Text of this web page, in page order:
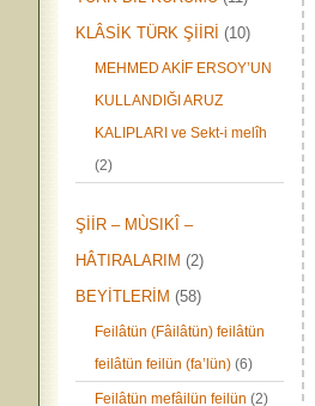
KLÂSİK TÜRK ŞİİRİ (10)
MEHMED AKİF ERSOY’UN
KULLANDIĞI ARUZ
KALIPLARI ve Sekt-i melîh
(2)
ŞİİR – MÙSIKÎ –
HÂTIRALARIM (2)
BEYİTLERİM (58)
Feilâtün (Fâilâtün) feilâtün
feilâtün feilün (fa’lün) (6)
Feilâtün mefâilün feilün (2)